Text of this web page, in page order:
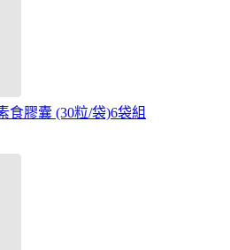
食膠囊 (30粒/袋)6袋組